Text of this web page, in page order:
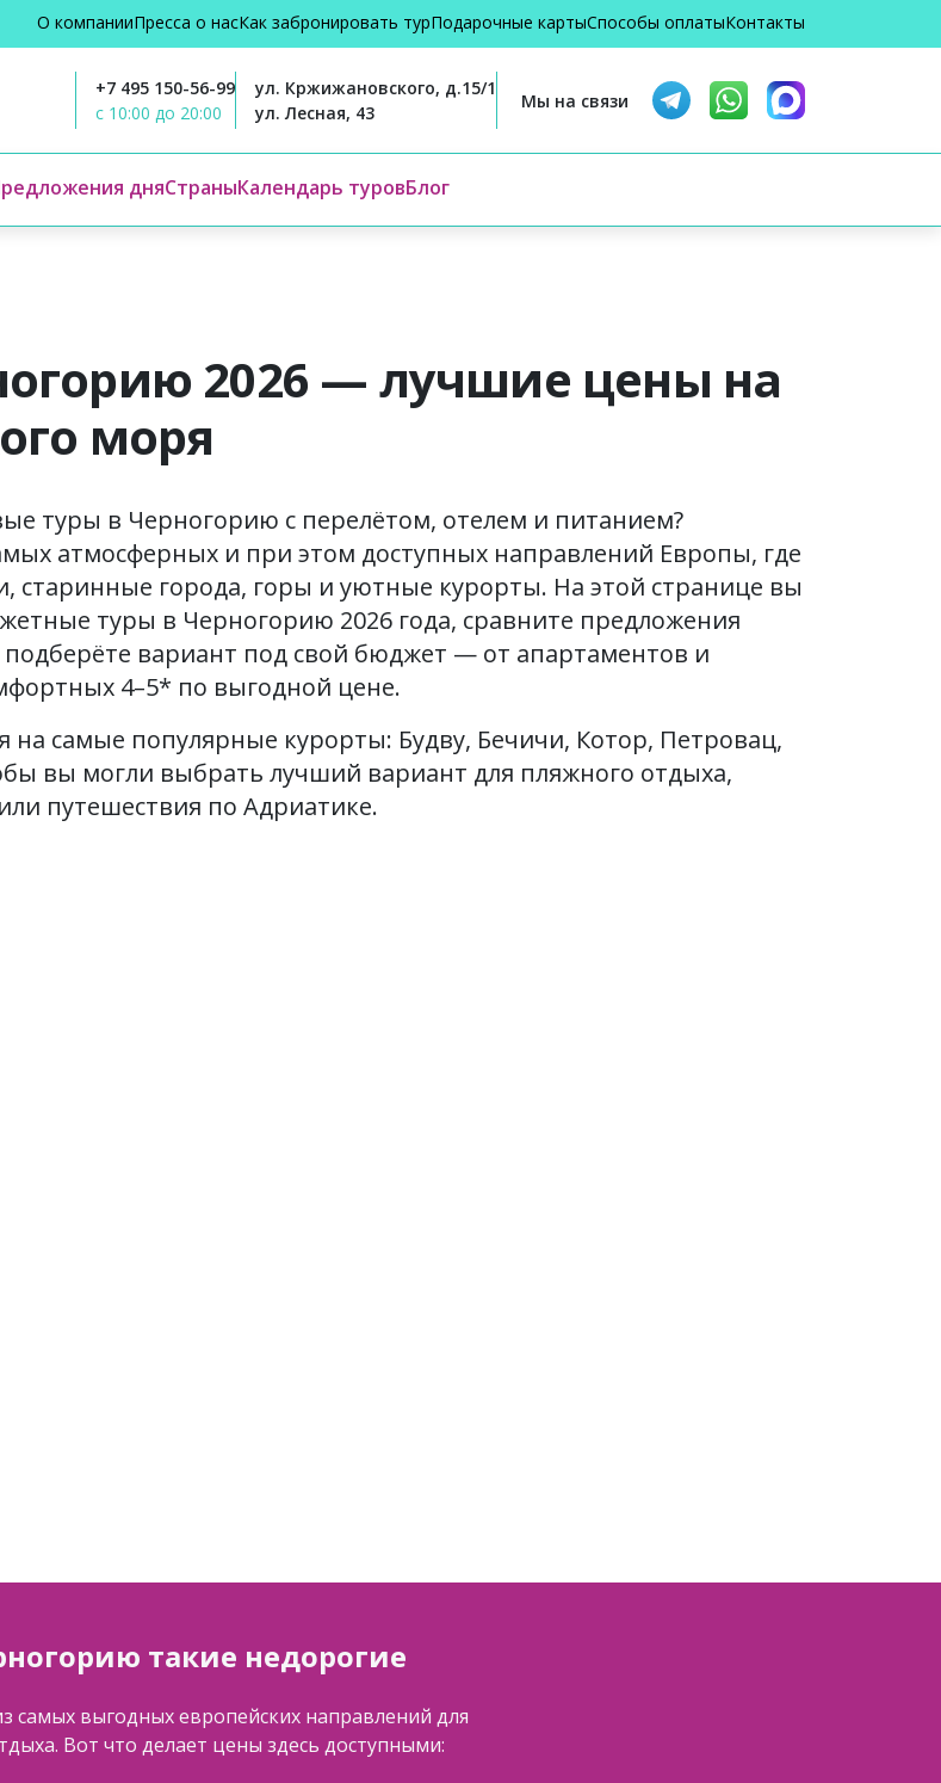
О компанииПресса о насКак забронировать турПодарочные картыСпособы оплатыКонтакты
+7 495 150-56-99
с 10:00 до 20:00
ул. Кржижановского, д.15/1
ул. Лесная, 43
Мы на связи
дняСтраныКалендарь туровБлог
2026 — лучшие цены на
моря
туры в Черногорию с перелётом, отелем и питанием?
атмосферных и при этом доступных направлений Европы, где
старинные города, горы и уютные курорты. На этой странице вы
туры в Черногорию 2026 года, сравните предложения
вариант под свой бюджет — от апартаментов и
4–5* по выгодной цене.
самые популярные курорты: Будву, Бечичи, Котор, Петровац,
вы могли выбрать лучший вариант для пляжного отдыха,
путешествия по Адриатике.
такие недорогие
самых выгодных европейских направлений для
Вот что делает цены здесь доступными: